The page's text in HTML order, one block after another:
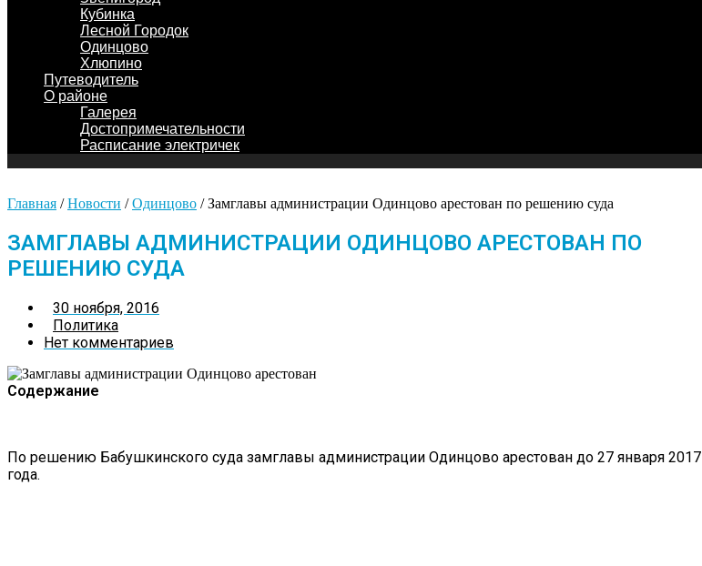
Кубинка
Лесной Городок
Одинцово
Хлюпино
Путеводитель
О районе
Галерея
Достопримечательности
Расписание электричек
Главная /Новости /Одинцово /Замглавы администрации Одинцово арестован по решению суда
ЗАМГЛАВЫ АДМИНИСТРАЦИИ ОДИНЦОВО АРЕСТОВАН ПО
РЕШЕНИЮ СУДА
30 ноября, 2016
Политика
Нет комментариев
Содержание
По решению Бабушкинского суда замглавы администрации Одинцово арестован до 27 января 2017
года.